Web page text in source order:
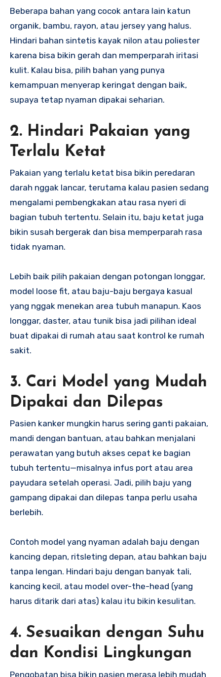
Beberapa bahan yang cocok antara lain katun
organik, bambu, rayon, atau jersey yang halus.
Hindari bahan sintetis kayak nilon atau poliester
karena bisa bikin gerah dan memperparah iritasi
kulit. Kalau bisa, pilih bahan yang punya
kemampuan menyerap keringat dengan baik,
supaya tetap nyaman dipakai seharian.
2. Hindari Pakaian yang
Terlalu Ketat
Pakaian yang terlalu ketat bisa bikin peredaran
darah nggak lancar, terutama kalau pasien sedang
mengalami pembengkakan atau rasa nyeri di
bagian tubuh tertentu. Selain itu, baju ketat juga
bikin susah bergerak dan bisa memperparah rasa
tidak nyaman.
Lebih baik pilih pakaian dengan potongan longgar,
model loose fit, atau baju-baju bergaya kasual
yang nggak menekan area tubuh manapun. Kaos
longgar, daster, atau tunik bisa jadi pilihan ideal
buat dipakai di rumah atau saat kontrol ke rumah
sakit.
3. Cari Model yang Mudah
Dipakai dan Dilepas
Pasien kanker mungkin harus sering ganti pakaian,
mandi dengan bantuan, atau bahkan menjalani
perawatan yang butuh akses cepat ke bagian
tubuh tertentu—misalnya infus port atau area
payudara setelah operasi. Jadi, pilih baju yang
gampang dipakai dan dilepas tanpa perlu usaha
berlebih.
Contoh model yang nyaman adalah baju dengan
kancing depan, ritsleting depan, atau bahkan baju
tanpa lengan. Hindari baju dengan banyak tali,
kancing kecil, atau model over-the-head (yang
harus ditarik dari atas) kalau itu bikin kesulitan.
4. Sesuaikan dengan Suhu
dan Kondisi Lingkungan
Pengobatan bisa bikin pasien merasa lebih mudah